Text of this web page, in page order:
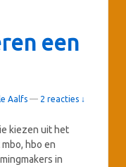
een
Aalfs — 2 reacties ↓
kiezen uit het
hbo en
in